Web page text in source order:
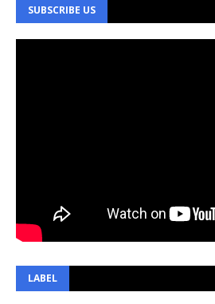
SUBSCRIBE US
LABEL